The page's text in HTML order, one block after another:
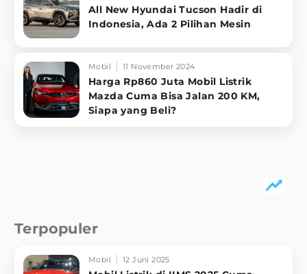
All New Hyundai Tucson Hadir di
Indonesia, Ada 2 Pilihan Mesin
Mobil 11 November 2024
Harga Rp860 Juta Mobil Listrik
Mazda Cuma Bisa Jalan 200 KM,
Siapa yang Beli?
Terpopuler
Mobil 12 Juni 2025